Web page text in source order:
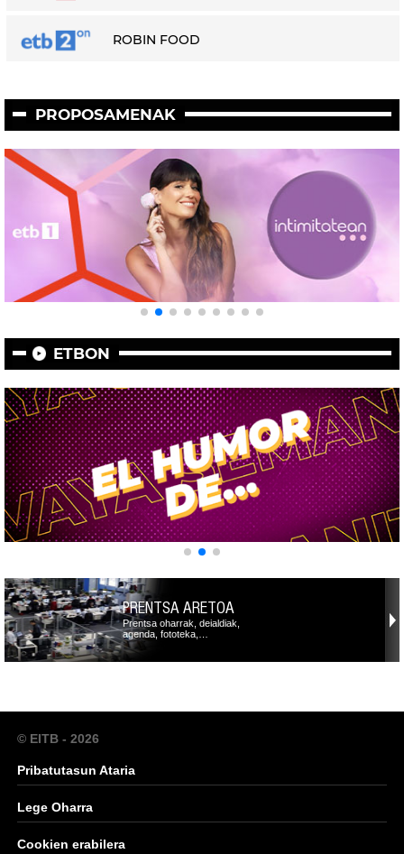
ROBIN FOOD
PROPOSAMENAK
ETBON
PRENTSA ARETOA
Prentsa oharrak, deialdiak,
agenda, fototeka,…
© EITB - 2026
Pribatutasun Ataria
Lege Oharra
Cookien erabilera